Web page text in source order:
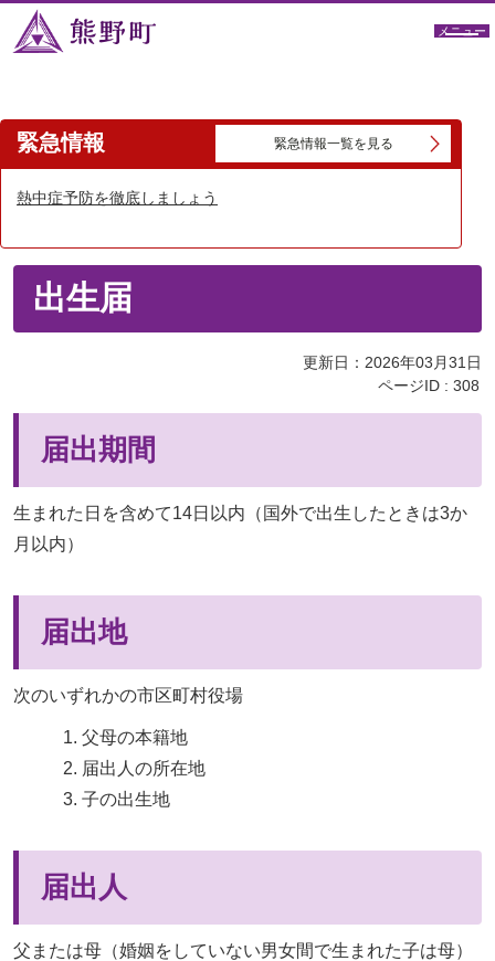
メニュー
緊急情報 緊急情報一覧を見る
熱中症予防を徹底しましょう
出生届
更新日：2026年03月31日
ページID : 308
届出期間
生まれた日を含めて14日以内（国外で出生したときは3か
月以内）
届出地
次のいずれかの市区町村役場
父母の本籍地
届出人の所在地
子の出生地
届出人
父または母（婚姻をしていない男女間で生まれた子は母）